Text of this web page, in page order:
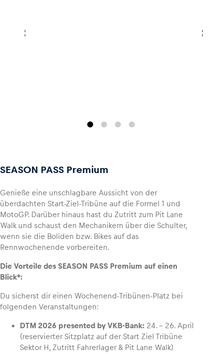
SEASON PASS Premium
Genieße eine unschlagbare Aussicht von der
überdachten Start-Ziel-Tribüne auf die Formel 1 und
MotoGP. Darüber hinaus hast du Zutritt zum Pit Lane
Walk und schaust den Mechanikern über die Schulter,
wenn sie die Boliden bzw. Bikes auf das
Rennwochenende vorbereiten.
Die Vorteile des SEASON PASS Premium auf einen
Blick*:
Du sicherst dir einen Wochenend-Tribünen-Platz bei
folgenden Veranstaltungen:
DTM 2026 presented by VKB-Bank: 24. – 26. April
(reservierter Sitzplatz auf der Start Ziel Tribüne
Sektor H, Zutritt Fahrerlager & Pit Lane Walk)